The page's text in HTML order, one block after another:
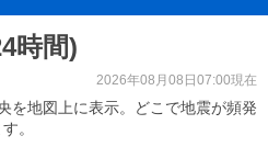
時間)
2026年08月08日07:00現在
を地図上に表示。どこで地震が頻発
。